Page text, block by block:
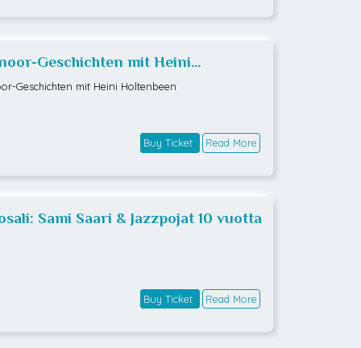
Geschichten mit Heini
Geschichten mit Heini Holtenbeen
Buy Ticket Read More
Sami Saari & Jazzpojat 10 vuotta
Buy Ticket Read More